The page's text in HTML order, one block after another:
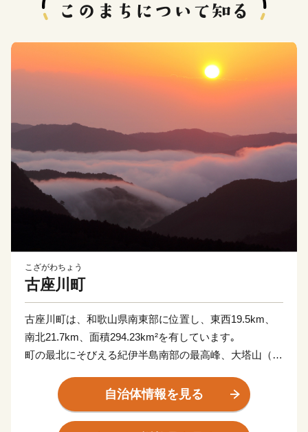
こざがわちょう
古座川町
古座川町は、和歌山県南東部に位置し、東西19.5km、
南北21.7km、面積294.23km²を有しています｡
町の最北にそびえる紀伊半島南部の最高峰、大塔山（標
場が所在する高池地区は古座川河口域に位置し、大半の
集落は川添いの狭小な耕地に散在し、町を形成していま
す｡町面積の約96％が森林で、気候は一般に温暖多雨で
自治体情報を見る